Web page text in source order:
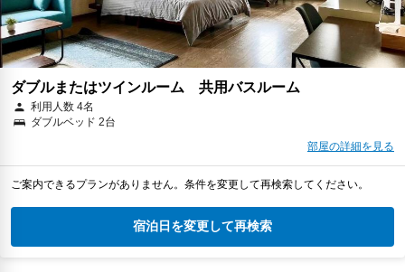
ダブルまたはツインルーム 共用バスルーム
利用人数 4名
ダブルベッド 2台
部屋の詳細を見る
ご案内できるプランがありません。条件を変更して再検索してください。
宿泊日を変更して再検索